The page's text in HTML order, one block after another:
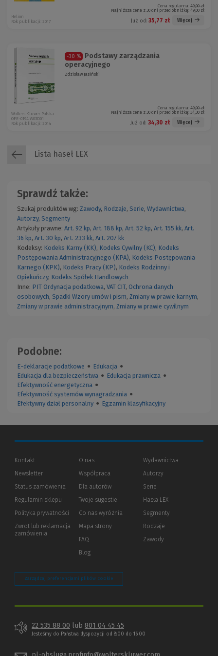
Cena regularna: 49,00 zł
Najniższa cena z 30 dni przed obniżką: 49,00 zł
Już od: 35,77 zł Więcej
Helion
Rok publikacji: 2017
-30 %
Podstawy zarządzania
operacyjnego
Zdzisław Jasiński
Cena regularna: 49,00 zł
Najniższa cena z 30 dni przed obniżką: 34,30 zł
Już od: 34,30 zł Więcej
Wolters Kluwer Polska
OFE-0194 W03D01
Rok publikacji: 2014
Lista haseł LEX
Sprawdź także:
Szukaj produktów wg: Zawody, Rodzaje, Serie, Wydawnictwa,
Autorzy, Segmenty
Artykuły prawne: Art. 92 kp, Art. 188 kp, Art. 52 kp, Art. 155 kk, Art.
36 kp, Art. 30 kp, Art. 233 kk, Art. 207 kk
Kodeksy: Kodeks Karny (KK), Kodeks Cywilny (KC), Kodeks
Postępowania Administracyjnego (KPA), Kodeks Postępowania
Karnego (KPK), Kodeks Pracy (KP), Kodeks Rodzinny i
Opiekuńczy, Kodeks Spółek Handlowych
Inne: PIT Ordynacja podatkowa, VAT CIT, Ochrona danych
osobowych, Spadki Wzory umów i pism, Zmiany w prawie karnym,
Zmiany w prawie administracyjnym, Zmiany w prawie cywilnym
Podobne:
E-deklaracje podatkowe ● Edukacja ●
Edukacja dla bezpieczeństwa ● Edukacja prawnicza ●
Efektywność energetyczna ●
Efektywność systemów wynagradzania ●
Efektywny dział personalny ● Egzamin klasyfikacyjny
Kontakt
Newsletter
Status zamówienia
Regulamin sklepu
Polityka prywatności (Nowe
(Link
innej
Zwrot lub reklamacja
zamówienia
O nas
Współpraca
Dla autorów(Nowe
(Link
innej
Twoje sugestie
Co nas wyróżnia
Mapa strony
FAQ
Blog
Wydawnictwa
Autorzy
Serie
Hasła LEX
Segmenty
Rodzaje
Zawody
Zarządzaj preferencjami plików cookie
22 535 88 00 lub 801 04 45 45
Jesteśmy do Państwa dyspozycji od 8:00 do 16:00